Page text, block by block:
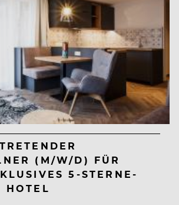
(M/W/D) FÜR
5-STERNE-
HOTEL